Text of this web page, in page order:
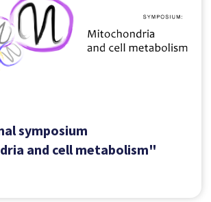
symposium
and cell metabolism"